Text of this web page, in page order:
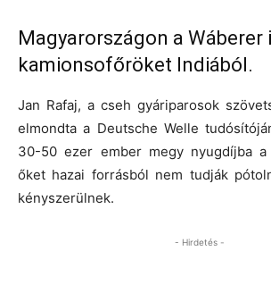
Magyarországon a Wáberer
kamionsofőröket Indiából.
Jan Rafaj, a cseh gyáriparosok
elmondta a Deutsche Welle
30-50 ezer ember megy nyugdíjba
őket hazai forrásból nem tudják
kényszerülnek.
- Hirdetés -